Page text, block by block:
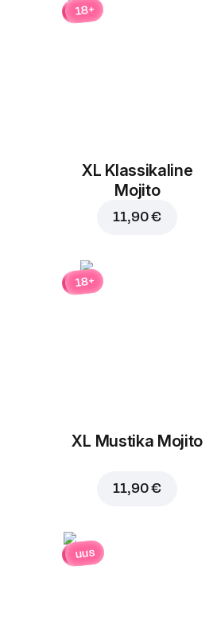
18+
XL Klassikaline
Mojito
11,90 €
18+
XL Mustika Mojito
11,90 €
uus